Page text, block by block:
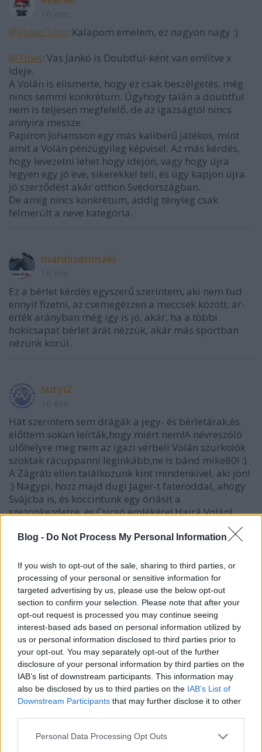
Blog - Do Not Process My Personal Information
If you wish to opt-out of the sale, sharing to third parties, or
processing of your personal or sensitive information for
targeted advertising by us, please use the below opt-out
section to confirm your selection. Please note that after your
opt-out request is processed you may continue seeing
interest-based ads based on personal information utilized by
us or personal information disclosed to third parties prior to
your opt-out. You may separately opt-out of the further
disclosure of your personal information by third parties on the
IAB’s list of downstream participants. This information may
also be disclosed by us to third parties on the IAB’s List of
Downstream Participants that may further disclose it to other
Please note that this website/app uses one or more Google
Personal Data Processing Opt Outs
@Video Tóni: Kalapom emelem, ez nagyon nagy :)
@Tibet: Vas Jankó is Doubtful-ként van említve x
ideje.
A Volán is elismerte, hogy ez csak beszélgetés, még
nincs semmi konkrétum. Úgyhogy talán a doubtful
nem is teljesen megfelelő, de az igazságtól nincs
annyira messze.
Papíron Johansson egy más kaliberű játékos, mint
amit a Volán pénzügyileg képvisel. Az más kérdés,
hogy levezetni lehet hogy idejön, vagy hogy újra
legyen egy jó éve, sikerekkel teli, és úgy kapjon újra
jó szerződést akár otthon Svédországban.
De amíg nincs konkrétum, addig tényleg csak
felmerült a neve kategória.
mannisenmaki
Ez a bérlet kérdés egyszerű szerintem, aki nem tud
ennyit fizetni, az csemegézzen a meccsek között; ár-
érték arányban még így is jó, akár, ha a többi
hokicsapat bérlet árát nézzük, akár más sportban
nézünk körül.
sutyi2
Hát szerintem sem drágák a jegy- és bérletárak,és
előttem sokan leírták,hogy miért nem!A névreszóló
ülőhelyre meg nem az igazi vérbeli Volán szurkolók
szoktak rácuppanni leginkább,ne is bánd mike80! :)
A Zágráb ellen találkozunk kint mindenkivel, aki jön!
:) Nagypi, hozz majd dugi Jager-t fateroddal, ahogy
Svájcba is, és koccintunk egy óriásit a
szezonkezdetre, és Csicsó emlékére! Hajrá Volán!
16 éve
OFF: nemsemmi hogy az ember egy nyári melózás
alkalmával belefut egy olyan emberbe ,akiről
kiderül hogy hosszú évek óta 3 sorral feljebb szurkol
mint ahol én:) úgyhogy a sok szép gól és emlékezetes
meccsjelenetek felidézésével gyorsabban telt a
munka :) hihi
16 éve
@sutyi2: elég nagy szurkernek tekintjük
magunkat, éppen elég sok haver képvisel minket